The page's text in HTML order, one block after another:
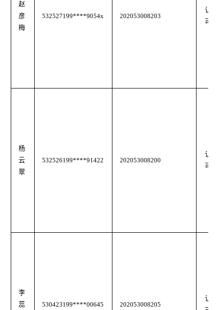
赵
彦
梅
532527199****9054x 202053008203
认
可
杨
云
翠
532526199****91422 202053008200
认
可
李
蕊
530423199****00645 202053008205
认